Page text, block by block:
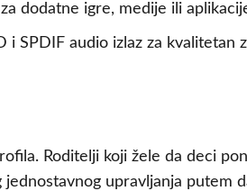
dodatne igre, medije ili
i SPDIF audio izlaz za kvalitetan
Roditelji koji žele da deci
upravljanja putem